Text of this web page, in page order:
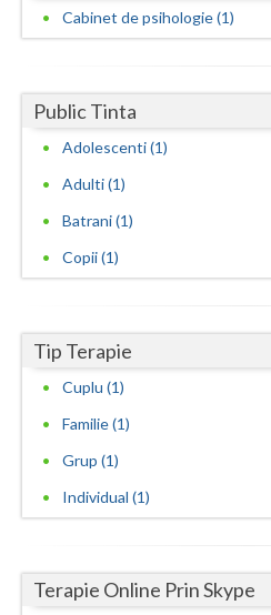
Harghita
Ialomita
Maramures
Mures
Neamt
Olt
Prahova
Salaj
Cabinet de psihologie (1)
Public Tinta
Adolescenti (1)
Adulti (1)
Batrani (1)
Copii (1)
Tip Terapie
Cuplu (1)
Familie (1)
Grup (1)
Individual (1)
Terapie Online Prin Skype